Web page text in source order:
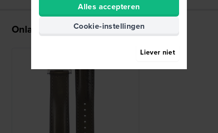
Onlangs bekeken
Alles accepteren
Cookie-instellingen
Liever niet